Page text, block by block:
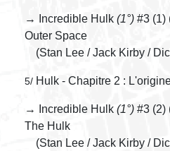
→ Incredible Hulk (1°) #3 (1)
Outer Space
(Stan Lee / Jack Kirby /
5/ Hulk - Chapitre 2 :
→ Incredible Hulk (1°) #3 (2)
The Hulk
(Stan Lee / Jack Kirby /